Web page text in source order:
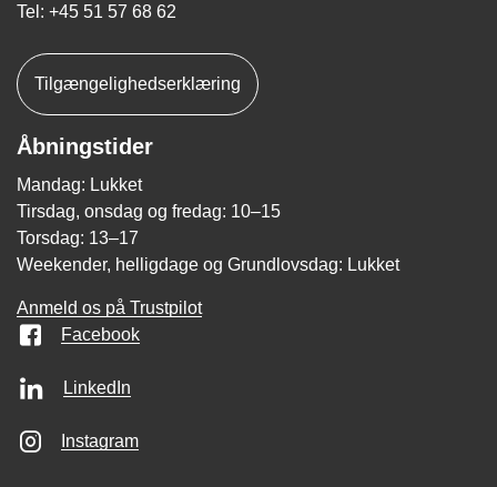
Tel: +45 51 57 68 62
Tilgængelighedserklæring
Åbningstider
Mandag: Lukket
Tirsdag, onsdag og fredag: 10–15
Torsdag: 13–17
Weekender, helligdage og Grundlovsdag: Lukket
Anmeld os på Trustpilot
Facebook
LinkedIn
Instagram